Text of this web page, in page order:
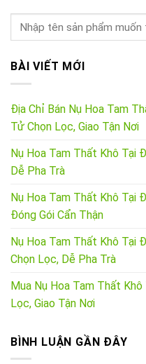
BÀI VIẾT MỚI
Địa Chỉ Bán Nụ Hoa Tam
Tử Chọn Lọc, Giao Tận Nơi
Nụ Hoa Tam Thất Khô Tại
Dễ Pha Trà
Nụ Hoa Tam Thất Khô Tại
Đóng Gói Cẩn Thận
Nụ Hoa Tam Thất Khô Tại
Chọn Lọc, Dễ Pha Trà
Mua Nụ Hoa Tam Thất
Lọc, Giao Tận Nơi
BÌNH LUẬN GẦN ĐÂY